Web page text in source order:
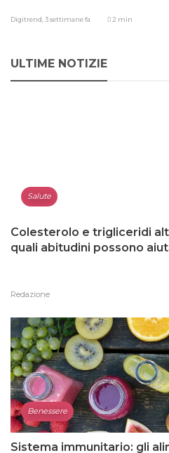
Digitrend,3 settimane fa 2 min
ULTIME NOTIZIE
Salute
Colesterolo e trigliceridi
quali abitudini possono
Redazione
Benessere
Sistema immunitario: gli